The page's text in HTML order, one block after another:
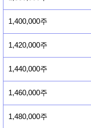
1,400,000주
1,420,000주
1,440,000주
1,460,000주
1,480,000주